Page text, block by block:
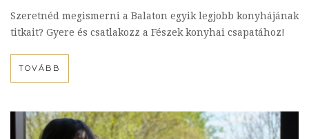
Szeretnéd megismerni a Balaton egyik legjobb konyhájának
titkait? Gyere és csatlakozz a Fészek konyhai csapatához!
TOVÁBB